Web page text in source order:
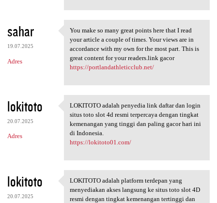
sahar
19.07.2025
Adres
You make so many great points
You make so many great points here that I read
your article a couple of times. Your views are in
accordance with my own for the most part. This is
great content for your readers.link gacor
https://portlandathleticclub.net/
lokitoto
20.07.2025
Adres
LOKITOTO adalah penyedia link
LOKITOTO adalah penyedia link daftar dan login
situs toto slot 4d resmi terpercaya dengan tingkat
kemenangan yang tinggi dan paling gacor hari ini
di Indonesia.
https://lokitoto01.com/
lokitoto
20.07.2025
LOKITOTO adalah platform
LOKITOTO adalah platform terdepan yang
menyediakan akses langsung ke situs toto slot 4D
resmi dengan tingkat kemenangan tertinggi dan